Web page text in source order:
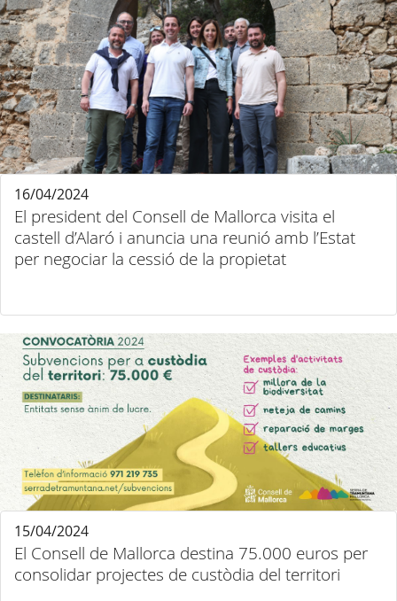
El president del Consell de Mallorca visita el
castell d’Alaró i anuncia una reunió amb l’Estat
per negociar la cessió de la propietat
16/04/2024
El Consell de Mallorca destina 75.000 euros per
consolidar projectes de custòdia del territori
15/04/2024